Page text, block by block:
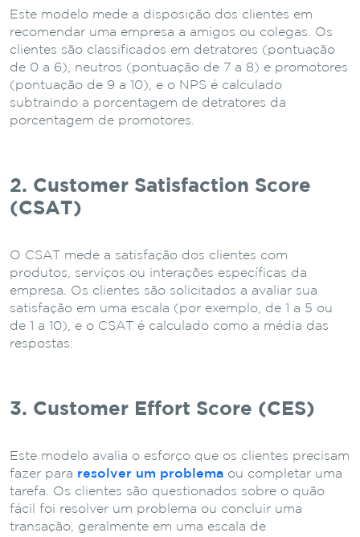
Este modelo mede a disposição dos clientes em
recomendar uma empresa a amigos ou colegas. Os
clientes são classificados em detratores (pontuação
de 0 a 6), neutros (pontuação de 7 a 8) e promotores
(pontuação de 9 a 10), e o NPS é calculado
subtraindo a porcentagem de detratores da
porcentagem de promotores.
2. Customer Satisfaction Score
(CSAT)
O CSAT mede a satisfação dos clientes com
produtos, serviços ou interações específicas da
empresa. Os clientes são solicitados a avaliar sua
satisfação em uma escala (por exemplo, de 1 a 5 ou
de 1 a 10), e o CSAT é calculado como a média das
respostas.
3. Customer Effort Score (CES)
Este modelo avalia o esforço que os clientes precisam
fazer para resolver um problema ou completar uma
tarefa. Os clientes são questionados sobre o quão
fácil foi resolver um problema ou concluir uma
transação, geralmente em uma escala de